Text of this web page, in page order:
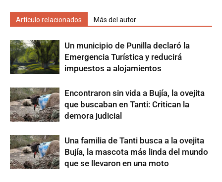
Artículo relacionados Más del autor
Un municipio de Punilla declaró la
Emergencia Turística y reducirá
impuestos a alojamientos
Encontraron sin vida a Bujía, la ovejita
que buscaban en Tanti: Critican la
demora judicial
Una familia de Tanti busca a la ovejita
Bujía, la mascota más linda del mundo
que se llevaron en una moto